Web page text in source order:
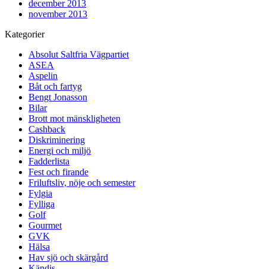
december 2013
november 2013
Kategorier
Absolut Saltfria Vägpartiet
ASEA
Aspelin
Båt och fartyg
Bengt Jonasson
Bilar
Brott mot mänskligheten
Cashback
Diskriminering
Energi och miljö
Fadderlista
Fest och firande
Friluftsliv, nöje och semester
Fylgia
Fylliga
Golf
Gourmet
GVK
Hälsa
Hav sjö och skärgård